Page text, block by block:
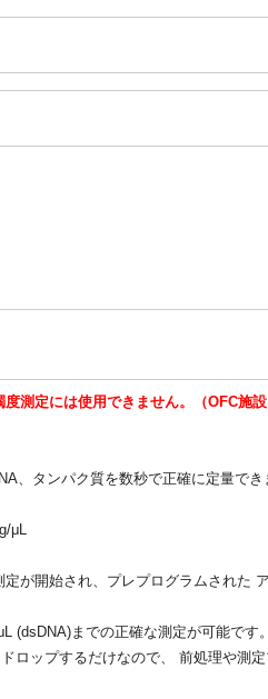
測定には使用できません。（OFC施
、タンパク質を数秒で正確に定量でき
μL
が開始され、プレプログラムされた
(dsDNA)までの正確な測定が可能です。
ロップするだけなので、 前処理や測